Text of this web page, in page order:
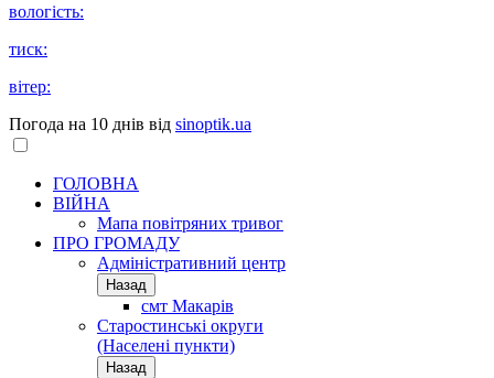
вологість:
тиск:
вітер:
Погода на 10 днів від sinoptik.ua
ГОЛОВНА
ВІЙНА
Мапа повітряних тривог
ПРО ГРОМАДУ
Aдміністративний центр
Назад
смт Макарів
Старостинські округи
(Населені пункти)
Назад